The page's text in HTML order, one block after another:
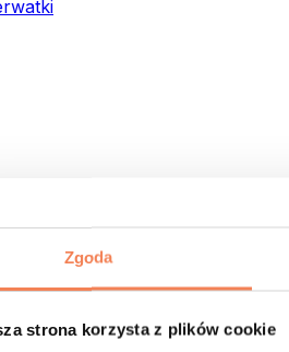
Zgoda
strona korzysta z plików cookie
drink